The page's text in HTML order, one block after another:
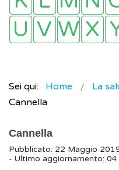
Sei qui: Home La
Cannella
Cannella
Pubblicato: 22 Maggio
- Ultimo aggiornamento: